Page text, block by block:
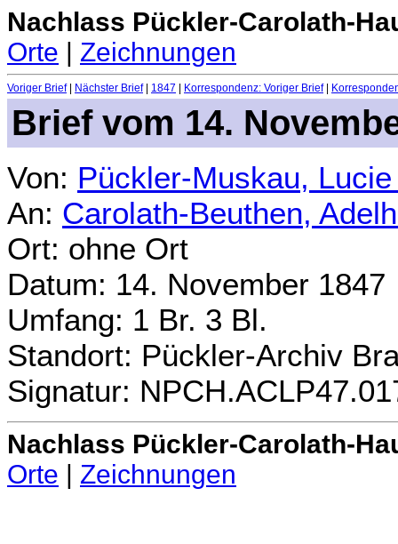
Nachlass Pückler-Carolath-
Orte | Zeichnungen
Voriger Brief| Nächster Brief| 1847 Korrespondenz: Voriger Brief|
Brief vom 14.
Von: Pückler-Muskau,
An: Carolath-Beuthen,
Ort: ohne Ort
Datum: 14. November 1847
Umfang: 1 Br. 3 Bl.
Standort: Pückler-Archiv
Signatur:
Nachlass Pückler-Carolath-
Orte
Zeichnungen